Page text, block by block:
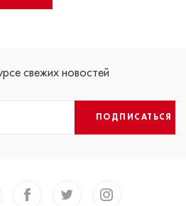
свежих новостей
ПОДПИСАТЬСЯ